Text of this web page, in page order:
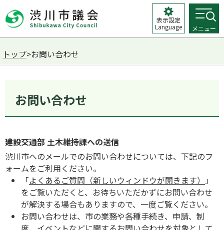
表示設定
Language
メニュー
トップ>お問い合わせ
お問い合わせ
建設交通部 土木維持課への送信
渋川市へのメールでのお問い合わせについては、下記のフ
ォームをご利用ください。
「よくあるご質問（新しいウィンドウが開きます）
」
をご覧いただくと、お待ちいただかずにお問い合わせ
が解決する場合もありますので、一度ご覧ください。
お問い合わせは、市の業務や各種手続き、申請、制